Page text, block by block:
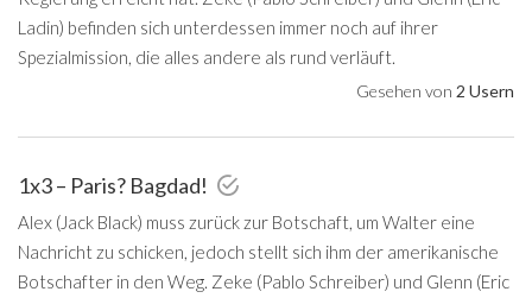
Ladin) befinden sich unterdessen immer noch auf ihrer
Spezialmission, die alles andere als rund verläuft.
Gesehen von 2 Usern
1x3 – Paris? Bagdad!
Alex (Jack Black) muss zurück zur Botschaft, um Walter eine
Nachricht zu schicken, jedoch stellt sich ihm der amerikanische
Botschafter in den Weg. Zeke (Pablo Schreiber) und Glenn (Eric